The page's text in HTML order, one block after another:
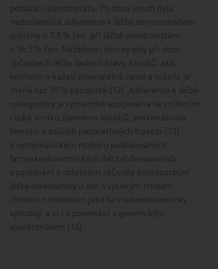
podávání alendronátu. Po dvou letech byla
nedostatečná adherence k léčbě denosumabem
zjištěna u 7,5 % žen, při léčbě alendronátem
u 36,5 % žen. Nežádoucí účinky byly při obou
způsobech léčby (bolesti hlavy, kloubů, zad,
končetin a kašel) srovnatelně časté a hlásilo je
méně než 10 % pacientek [12]. Adherence k léčbě
osteoporózy je významně asociována se snížením
rizika vzniku zlomenin obratlů, proximálního
femuru a dalších neobratlových fraktur [13].
V systematickém rozboru publikovaných
farmakoekonomických dat byl denosumab
v porovnání s ostatními způsoby antiresorpční
léčby osteoporózy u žen s vysokým rizikem
zlomenin hodnocen jako farmakoekonomicky
výhodný, a to i v porovnání s generickým
alendronátem [14].